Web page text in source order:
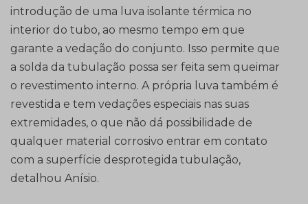
introdução de uma luva isolante térmica no
interior do tubo, ao mesmo tempo em que
garante a vedação do conjunto. Isso permite que
a solda da tubulação possa ser feita sem queimar
o revestimento interno. A própria luva também é
revestida e tem vedações especiais nas suas
extremidades, o que não dá possibilidade de
qualquer material corrosivo entrar em contato
com a superfície desprotegida tubulação,
detalhou Anísio.